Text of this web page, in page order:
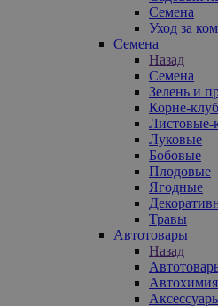
Семена
Уход за
Семена
Назад
Семена
Зелень и
Корне-
Листовые-
Луковые
Бобовые
Плодовые
Ягодные
Травы
Автотовары
Назад
Автохимия